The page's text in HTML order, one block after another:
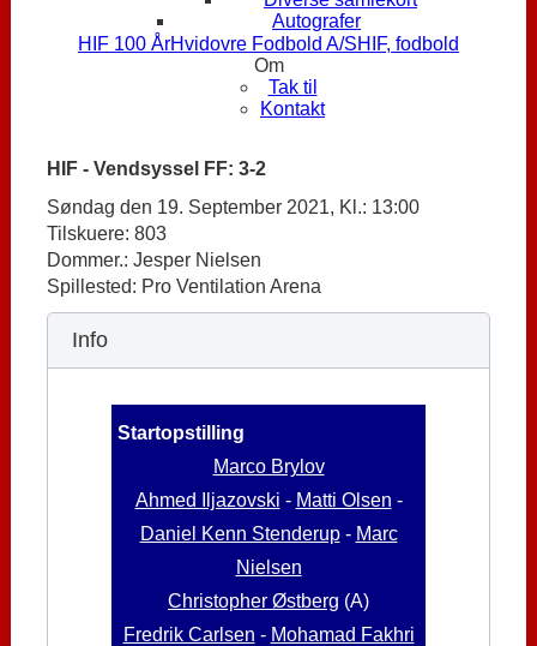
Autografer
HIF 100 ÅrHvidovre Fodbold A/SHIF, fodbold
Om
Tak til
Kontakt
HIF - Vendsyssel FF: 3-2
Søndag den 19. September 2021, Kl.: 13:00
Tilskuere: 803
Dommer.: Jesper Nielsen
Spillested: Pro Ventilation Arena
Info
Startopstilling
Marco Brylov
Ahmed Iljazovski - Matti Olsen -
Daniel Kenn Stenderup- Marc
Nielsen
Christopher Østberg (A)
Fredrik Carlsen - Mohamad Fakhri